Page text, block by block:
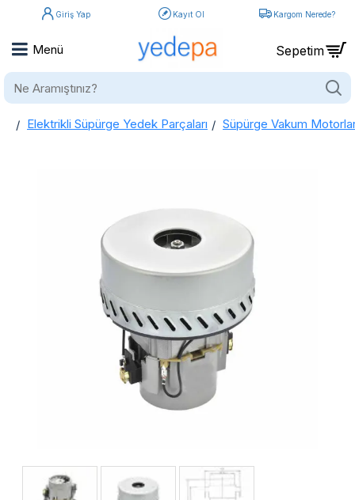
Giriş Yap Kayıt Ol Kargom Nerede?
Ne
home
Elektrikli Süpürge Yedek Parçaları Süpürge Vakum